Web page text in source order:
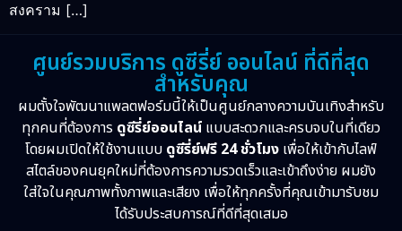
สงคราม […]
ศูนย์รวมบริการ ดูซีรี่ย์ ออนไลน์ ที่ดีที่สุด
สำหรับคุณ
ผมตั้งใจพัฒนาแพลตฟอร์มนี้ให้เป็นศูนย์กลางความบันเทิงสำหรับ
ทุกคนที่ต้องการ ดูซีรี่ย์ออนไลน์ แบบสะดวกและครบจบในที่เดียว
โดยผมเปิดให้ใช้งานแบบ ดูซีรี่ย์ฟรี 24 ชั่วโมง เพื่อให้เข้ากับไลฟ์
สไตล์ของคนยุคใหม่ที่ต้องการความรวดเร็วและเข้าถึงง่าย ผมยัง
ใส่ใจในคุณภาพทั้งภาพและเสียง เพื่อให้ทุกครั้งที่คุณเข้ามารับชม
ได้รับประสบการณ์ที่ดีที่สุดเสมอ